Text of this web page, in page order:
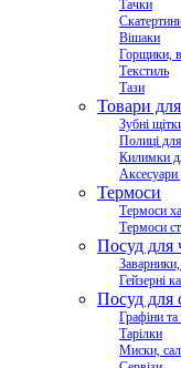
Тачки
Вішаки
Горщики,
Текстиль
Тази
Товари
Зубні
Полиці
Килимки
Аксесуари
Термоси
Термоси
Термоси
Посуд для
Гейзерні
Посуд для
Графіни та
Тарілки
Миски,